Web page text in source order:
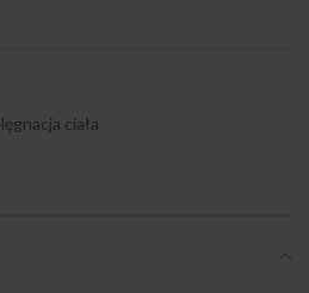
ciała